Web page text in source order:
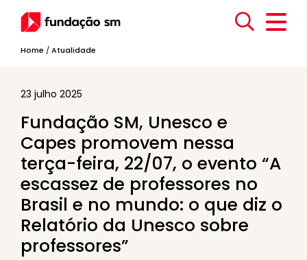
Home /Atualidade
23 julho 2025
Fundação SM, Unesco e
Capes promovem nessa
terça-feira, 22/07, o evento “A
escassez de professores no
Brasil e no mundo: o que diz o
Relatório da Unesco sobre
professores”